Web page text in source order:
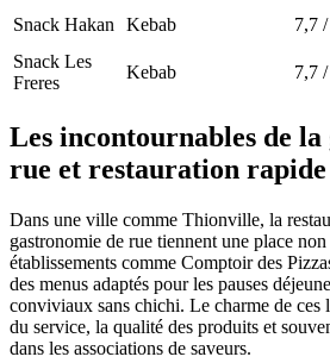
Snack Hakan Kebab 7,7
Snack Les
Freres
Kebab 7,7
Les incontournables de la
rue et restauration
Dans une ville comme Thionville, la
gastronomie de rue tiennent une place
établissements comme Comptoir des
des menus adaptés pour les pauses
conviviaux sans chichi. Le charme de ces
du service, la qualité des produits et
dans les associations de saveurs.